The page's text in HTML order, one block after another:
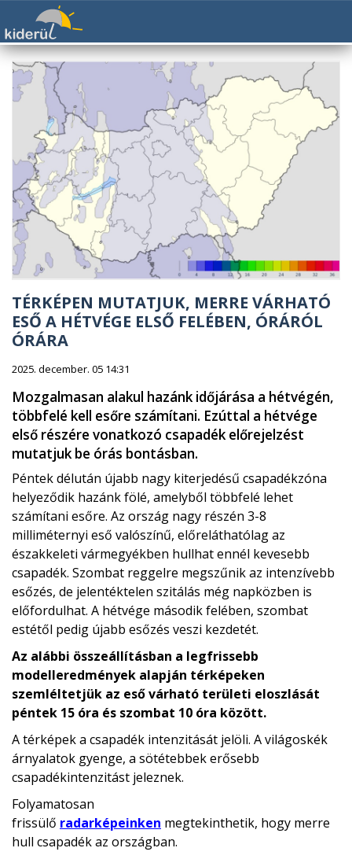
TÉRKÉPEN MUTATJUK, MERRE VÁRHATÓ
ESŐ A HÉTVÉGE ELSŐ FELÉBEN, ÓRÁRÓL
ÓRÁRA
2025. december. 05 14:31
Mozgalmasan alakul hazánk időjárása a hétvégén,
többfelé kell esőre számítani. Ezúttal a hétvége
első részére vonatkozó csapadék előrejelzést
mutatjuk be órás bontásban.
Péntek délután újabb nagy kiterjedésű csapadékzóna
helyeződik hazánk fölé, amelyből többfelé lehet
számítani esőre. Az ország nagy részén 3-8
milliméternyi eső valószínű, előreláthatólag az
északkeleti vármegyékben hullhat ennél kevesebb
csapadék. Szombat reggelre megszűnik az intenzívebb
esőzés, de jelentéktelen szitálás még napközben is
előfordulhat. A hétvége második felében, szombat
estétől pedig újabb esőzés veszi kezdetét.
Az alábbi összeállításban a legfrissebb
modelleredmények alapján térképeken
szemléltetjük az eső várható területi eloszlását
péntek 15 óra és szombat 10 óra között.
A térképek a csapadék intenzitását jelöli. A világoskék
árnyalatok gyenge, a sötétebbek erősebb
csapadékintenzitást jeleznek.
Folyamatosan
frissülő radarképeinken megtekinthetik, hogy merre
hull csapadék az országban.